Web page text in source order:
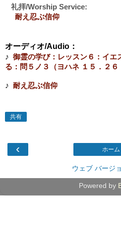
礼拝/Worship Service:
耐え忍ぶ信仰
オーディオ/Audio：
♪ 御霊の学び：レッスン６：イエ
る：問５ノ３（ヨハネ １５．２６
♪ 耐え忍ぶ信仰
共有
‹ ホーム
ウェブ バージ
Powered by